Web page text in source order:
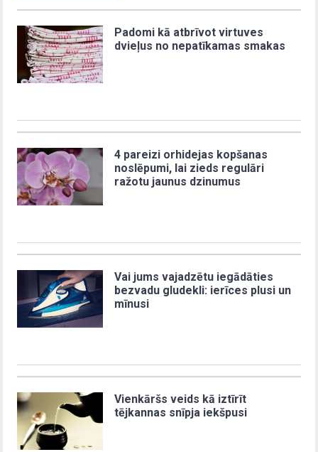
Padomi kā atbrīvot virtuves
dvieļus no nepatīkamas smakas
4 pareizi orhidejas kopšanas
noslēpumi, lai zieds regulāri
ražotu jaunus dzinumus
Vai jums vajadzētu iegādāties
bezvadu gludekli: ierīces plusi un
mīnusi
Vienkāršs veids kā iztīrīt
tējkannas snīpja iekšpusi